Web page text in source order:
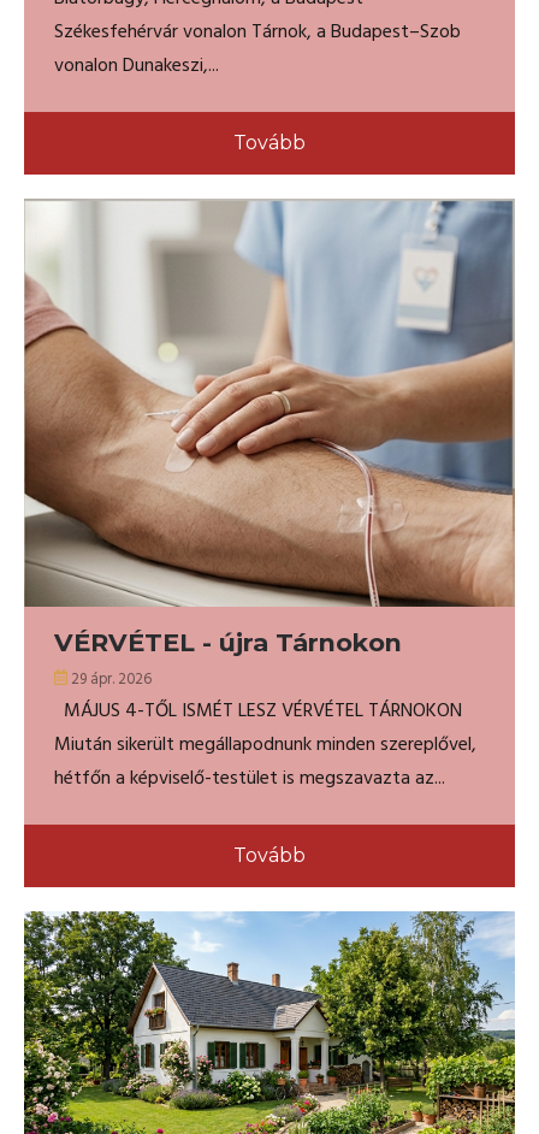
Székesfehérvár vonalon Tárnok, a Budapest–Szob
vonalon Dunakeszi,...
Tovább
VÉRVÉTEL - újra Tárnokon
29 ápr. 2026
MÁJUS 4-TŐL ISMÉT LESZ VÉRVÉTEL TÁRNOKON
Miután sikerült megállapodnunk minden szereplővel,
hétfőn a képviselő-testület is megszavazta az...
Tovább